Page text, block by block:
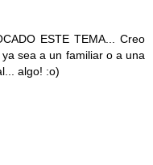
ESTE TEMA... Creo
sea a un familiar o a una
algo! :o)